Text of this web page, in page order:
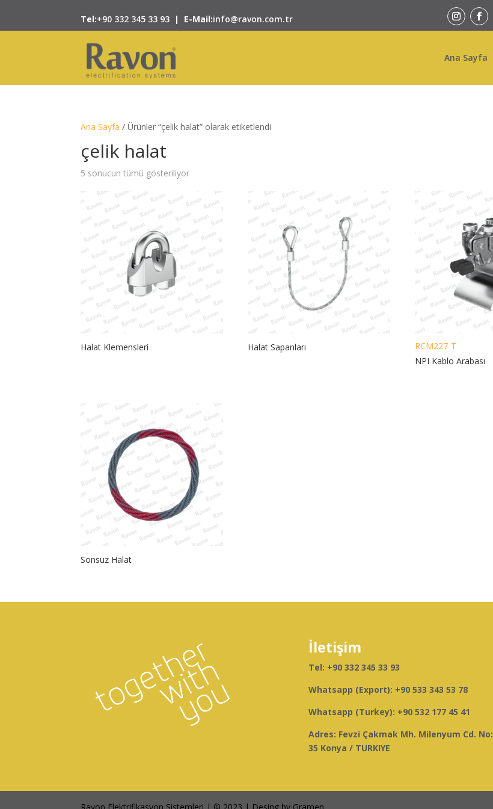
Tel:+90 332 345 33 93 | E-Mail:info@ravon.com.tr
Ana Sayfa
Ana Sayfa / Ürünler “çelik halat” olarak etiketlendi
çelik halat
5 sonucun tümü gösteriliyor
Halat Klemensleri Halat Sapanları
RCM227-T
NPI Kablo Arabası
Sonsuz Halat
İletişim
Tel: +90 332 345 33 93
Whatsapp (Export): +90 533 343 53 78
Whatsapp (Turkey): +90 532 177 45 41
Adres: Fevzi Çakmak Mh. Milenyum Cd. No:
35 Konya / TURKIYE
Ravon Elektrifikasyon Sistemleri | © 2023 | Desing by Gramen